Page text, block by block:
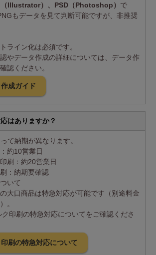
Illustrator）、PSD（Photoshop） で
もデータを見て判断可能ですが、非推奨
ライン化は必須です。
認やデータ作成の詳細については、データ作
認ください。
成ガイド
はありますか？
て納期が異なります。
約10営業日
刷：約20営業日
：納期要確認
いて
大口商品は特急対応が可能です（別途料金
。
印刷の特急対応についてをご確認くださ
刷の特急対応について